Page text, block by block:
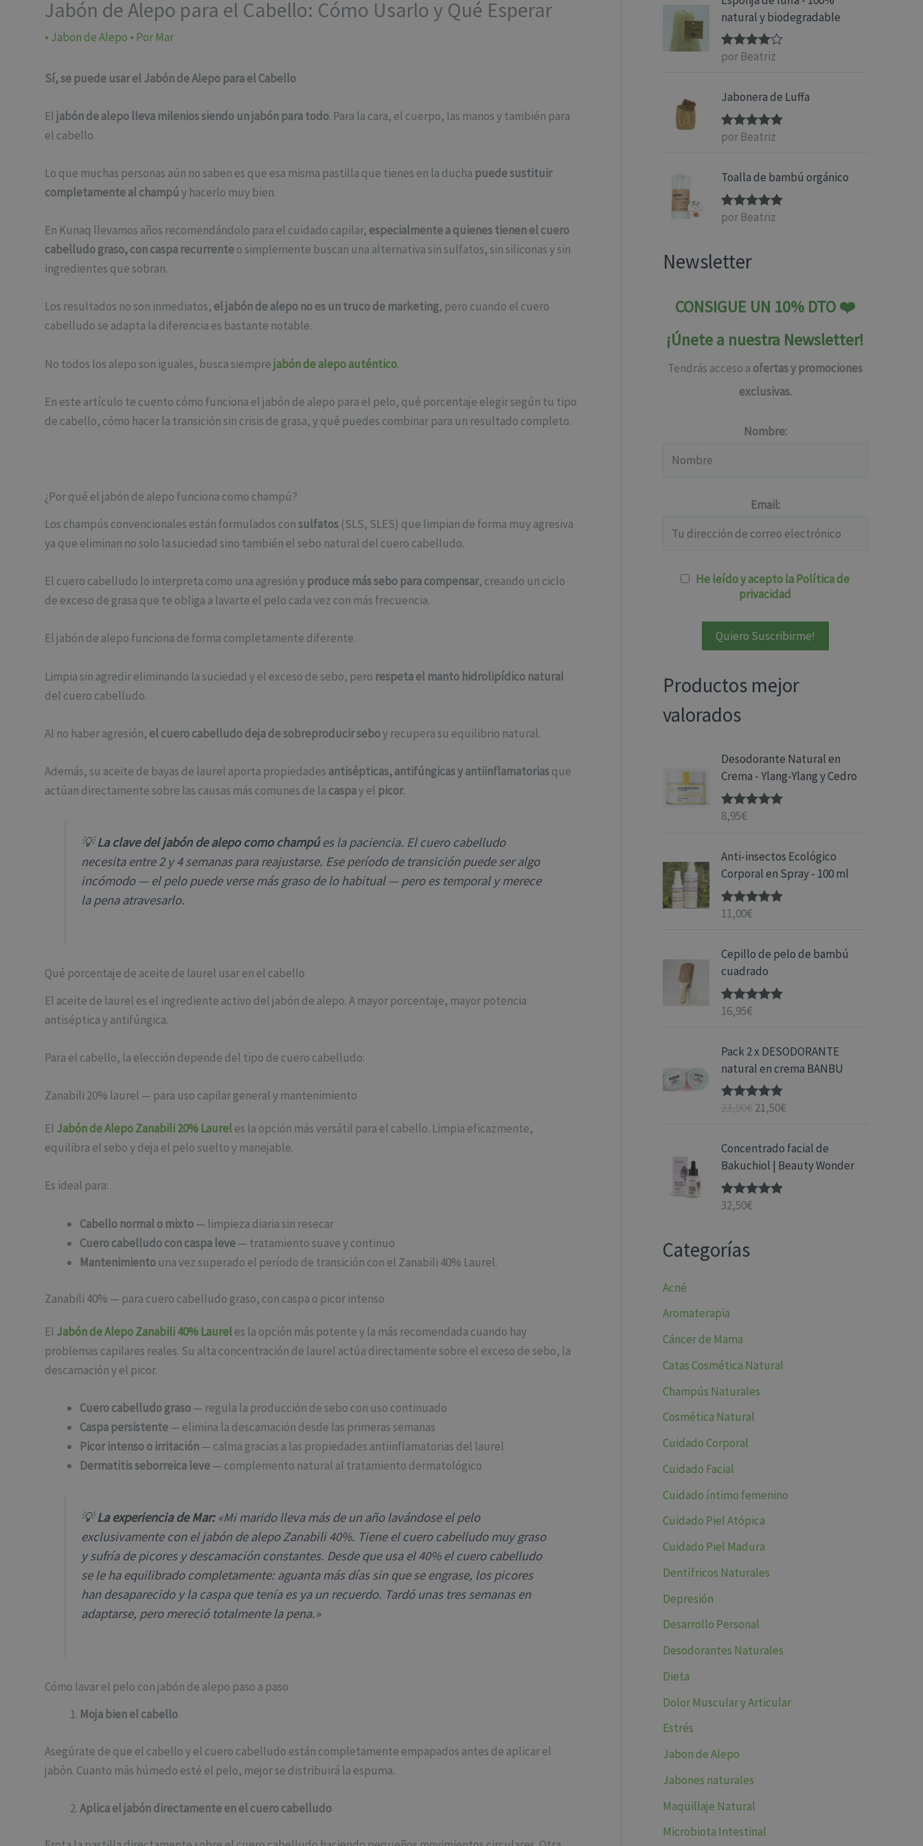
Jabón de Alepo para el Cabello: Cómo Usarlo y Qué Esperar
• Jabon de Alepo • PorMar
Sí, se puede usar el Jabón de Alepo para el Cabello
El jabón de alepo lleva milenios siendo un jabón para todo. Para la cara, el cuerpo, las manos y también para
el cabello.
Lo que muchas personas aún no saben es que esa misma pastilla que tienes en la ducha puede sustituir
completamente al champúy hacerlo muy bien.
En Kunaq llevamos años recomendándolo para el cuidado capilar, especialmente a quienes tienen el cuero
cabelludo graso, con caspa recurrenteo simplemente buscan una alternativa sin sulfatos, sin siliconas y sin
ingredientes que sobran.
Los resultados no son inmediatos, el jabón de alepo no es un truco de marketing, pero cuando el cuero
cabelludo se adapta la diferencia es bastante notable.
No todos los alepo son iguales, busca siemprejabón de alepo auténtico.
En este artículo te cuento cómo funciona el jabón de alepo para el pelo, qué porcentaje elegir según tu tipo
de cabello, cómo hacer la transición sin crisis de grasa, y qué puedes combinar para un resultado completo.
¿Por qué el jabón de alepo funciona como champú?
Los champús convencionales están formulados consulfatos(SLS, SLES) que limpian de forma muy agresiva
ya que eliminan no solo la suciedad sino también el sebo natural del cuero cabelludo.
El cuero cabelludo lo interpreta como una agresión y produce más sebo para compensar, creando un ciclo
de exceso de grasa que te obliga a lavarte el pelo cada vez con más frecuencia.
El jabón de alepo funciona de forma completamente diferente.
Limpia sin agredir eliminando la suciedad y el exceso de sebo, pero respeta el manto hidrolipídico natural
del cuero cabelludo.
Al no haber agresión, el cuero cabelludo deja de sobreproducir seboy recupera su equilibrio natural.
Además, su aceite de bayas de laurel aporta propiedades antisépticas, antifúngicas y antiinflamatoriasque
actúan directamente sobre las causas más comunes de la caspay el picor.
💡La clave del jabón de alepo como champúes la paciencia. El cuero cabelludo
necesita entre 2 y 4 semanas para reajustarse. Ese período de transición puede ser algo
incómodo — el pelo puede verse más graso de lo habitual — pero es temporal y merece
la pena atravesarlo.
Qué porcentaje de aceite de laurel usar en el cabello
El aceite de laurel es el ingrediente activo del jabón de alepo. A mayor porcentaje, mayor potencia
antiséptica y antifúngica.
Para el cabello, la elección depende del tipo de cuero cabelludo:
Zanabili 20% laurel — para uso capilar general y mantenimiento
El Jabón de Alepo Zanabili 20% Laureles la opción más versátil para el cabello. Limpia eficazmente,
equilibra el sebo y deja el pelo suelto y manejable.
Es ideal para:
Cabello normal o mixto— limpieza diaria sin resecar
Cuero cabelludo con caspa leve— tratamiento suave y continuo
Mantenimientouna vez superado el período de transición con el Zanabili 40% Laurel.
Zanabili 40% — para cuero cabelludo graso, con caspa o picor intenso
El Jabón de Alepo Zanabili 40% Laureles la opción más potente y la más recomendada cuando hay
problemas capilares reales. Su alta concentración de laurel actúa directamente sobre el exceso de sebo, la
descamación y el picor.
Cuero cabelludo graso— regula la producción de sebo con uso continuado
Caspa persistente— elimina la descamación desde las primeras semanas
Picor intenso o irritación— calma gracias a las propiedades antiinflamatorias del laurel
Dermatitis seborreica leve— complemento natural al tratamiento dermatológico
💡La experiencia de Mar: «Mi marido lleva más de un año lavándose el pelo
exclusivamente con el jabón de alepo Zanabili 40%. Tiene el cuero cabelludo muy graso
y sufría de picores y descamación constantes. Desde que usa el 40% el cuero cabelludo
se le ha equilibrado completamente: aguanta más días sin que se engrase, los picores
han desaparecido y la caspa que tenía es ya un recuerdo. Tardó unas tres semanas en
adaptarse, pero mereció totalmente la pena.»
Cómo lavar el pelo con jabón de alepo paso a paso
Moja bien el cabello
Asegúrate de que el cabello y el cuero cabelludo están completamente empapados antes de aplicar el
jabón. Cuanto más húmedo esté el pelo, mejor se distribuirá la espuma.
Aplica el jabón directamente en el cuero cabelludo
natural y biodegradable
Valorado
por Beatriz
Jabonera de Luffa
Valorado
por Beatriz
Toalla de bambú orgánico
Valorado
por Beatriz
Newsletter
CONSIGUE UN 10% DTO ❤️
¡Únete a nuestra Newsletter!
Tendrás acceso a ofertas y promociones
exclusivas.
Nombre:
Email:
He leído y acepto la Política de
privacidad
Productos mejor
valorados
Desodorante Natural en
Crema - Ylang-Ylang y Cedro
Valorado
8,95€
Anti-insectos Ecológico
Corporal en Spray - 100 ml
Valorado
11,00€
Cepillo de pelo de bambú
cuadrado
Valorado
16,95€
Pack 2 x DESODORANTE
natural en crema BANBU
Valorado
23,90€
l
p
r
e
i
o
r
:
2
,
.
21,50€
E
l
p
e
i
o
Concentrado facial de
Bakuchiol | Beauty Wonder
Valorado
32,50€
Categorías
Acné
Aromaterapia
Cáncer de Mama
Catas Cosmética Natural
Champús Naturales
Cosmética Natural
Cuidado Corporal
Cuidado Facial
Cuidado íntimo femenino
Cuidado Piel Atópica
Cuidado Piel Madura
Dentífricos Naturales
Depresión
Desarrollo Personal
Desodorantes Naturales
Dieta
Dolor Muscular y Articular
Estrés
Jabon de Alepo
Jabones naturales
Maquillaje Natural
Microbiota Intestinal